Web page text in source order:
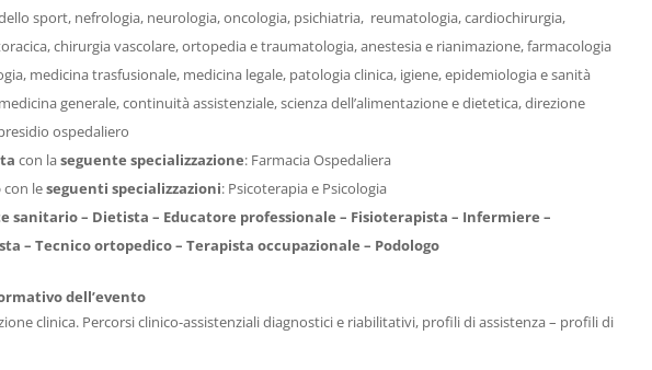
sport, nefrologia, neurologia, oncologia, psichiatria, reumatologia, cardiochirurgia,
chirurgia vascolare, ortopedia e traumatologia, anestesia e rianimazione, farmacologia
medicina trasfusionale, medicina legale, patologia clinica, igiene, epidemiologia e sanità
generale, continuità assistenziale, scienza dell’alimentazione e dietetica, direzione
ospedaliero
con laseguente specializzazione: Farmacia Ospedaliera
con leseguenti specializzazioni: Psicoterapia e Psicologia
sanitario – Dietista – Educatore professionale – Fisioterapista – Infermiere –
–Tecnico ortopedico –Terapista occupazionale – Podologo
dell’evento
clinica. Percorsi clinico-assistenziali diagnostici e riabilitativi, profili di assistenza – profili di